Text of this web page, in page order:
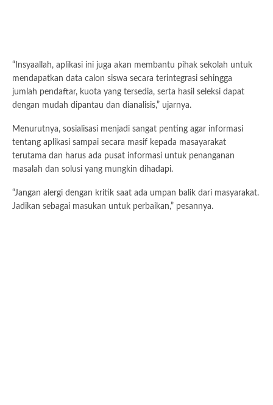
“Insyaallah, aplikasi ini juga akan membantu pihak sekolah untuk
mendapatkan data calon siswa secara terintegrasi sehingga
jumlah pendaftar, kuota yang tersedia, serta hasil seleksi dapat
dengan mudah dipantau dan dianalisis,” ujarnya.
Menurutnya, sosialisasi menjadi sangat penting agar informasi
tentang aplikasi sampai secara masif kepada masayarakat
terutama dan harus ada pusat informasi untuk penanganan
masalah dan solusi yang mungkin dihadapi.
“Jangan alergi dengan kritik saat ada umpan balik dari masyarakat.
Jadikan sebagai masukan untuk perbaikan,” pesannya.